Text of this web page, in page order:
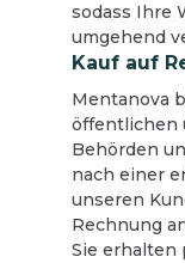
sodass Ihre
umgehend
Kauf auf
Mentanova
öffentlichen
Behörden
nach einer
unseren
Rechnung
Sie erhalten